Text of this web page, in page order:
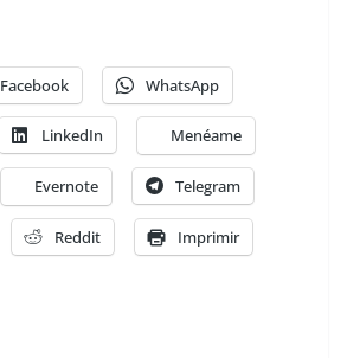
Facebook WhatsApp
LinkedIn Menéame
Evernote Telegram
Reddit Imprimir